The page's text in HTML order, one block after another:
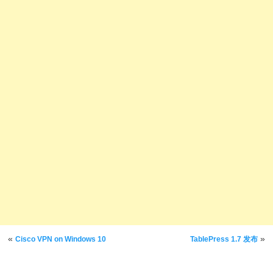
文章导航
«Cisco VPN on Windows 10 TablePress 1.7 发布»